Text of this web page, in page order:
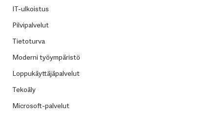
IT-ulkoistus
Pilvipalvelut
Tietoturva
Moderni työympäristö
Loppukäyttäjäpalvelut
Tekoäly
Microsoft-palvelut